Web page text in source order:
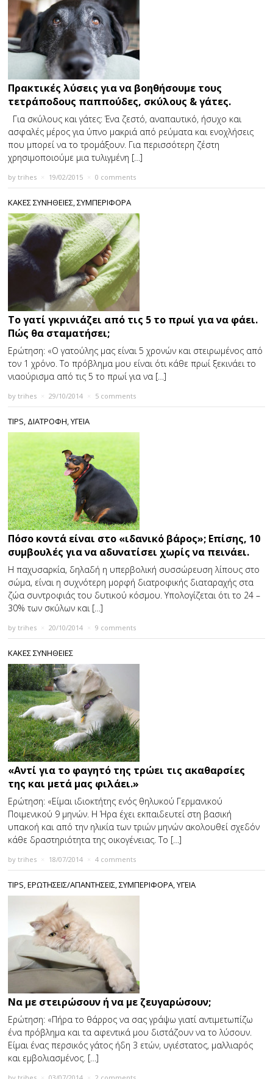
Πρακτικές λύσεις για να βοηθήσουμε τους
τετράποδους παππούδες, σκύλους & γάτες.
Για σκύλους και γάτες: Ένα ζεστό, αναπαυτικό, ήσυχο και
ασφαλές μέρος για ύπνο μακριά από ρεύματα και ενοχλήσεις
που μπορεί να το τρομάξουν. Για περισσότερη ζέστη
χρησιμοποιούμε μια τυλιγμένη […]
bytrihes 19/02/2015 0 comments
ΚΑΚΕΣ ΣΥΝΗΘΕΙΕΣ,ΣΥΜΠΕΡΙΦΟΡΑ
Το γατί γκρινιάζει από τις 5 το πρωί για να φάει.
Πώς θα σταματήσει;
Ερώτηση: «Ο γατούλης μας είναι 5 χρονών και στειρωμένος από
τον 1 χρόνο. Το πρόβλημα μου είναι ότι κάθε πρωί ξεκινάει το
νιαούρισμα από τις 5 το πρωί για να […]
bytrihes 29/10/2014 5 comments
TIPS, ΔΙΑΤΡΟΦΗ,ΥΓΕΙΑ
Πόσο κοντά είναι στο «ιδανικό βάρος»; Επίσης, 10
συμβουλές για να αδυνατίσει χωρίς να πεινάει.
Η παχυσαρκία, δηλαδή η υπερβολική συσσώρευση λίπους στο
σώμα, είναι η συχνότερη μορφή διατροφικής διαταραχής στα
ζώα συντροφιάς του δυτικού κόσμου. Υπολογίζεται ότι το 24 –
30% των σκύλων και […]
bytrihes 20/10/2014 9 comments
ΚΑΚΕΣ ΣΥΝΗΘΕΙΕΣ
«Αντί για το φαγητό της τρώει τις ακαθαρσίες
της και μετά μας φιλάει.»
Ερώτηση: «Είμαι ιδιοκτήτης ενός θηλυκού Γερμανικού
Ποιμενικού 9 μηνών. Η Ήρα έχει εκπαιδευτεί στη βασική
υπακοή και από την ηλικία των τριών μηνών ακολουθεί σχεδόν
κάθε δραστηριότητα της οικογένειας. Το […]
bytrihes 18/07/2014 4 comments
TIPS,ΕΡΩΤΗΣΕΙΣ/ΑΠΑΝΤΗΣΕΙΣ,ΣΥΜΠΕΡΙΦΟΡΑ,ΥΓΕΙΑ
Να με στειρώσουν ή να με ζευγαρώσουν;
Ερώτηση: «Πήρα το θάρρος να σας γράψω γιατί αντιμετωπίζω
ένα πρόβλημα και τα αφεντικά μου διστάζουν να το λύσουν.
Είμαι ένας περσικός γάτος ήδη 3 ετών, υγιέστατος, μαλλιαρός
και εμβολιασμένος. […]